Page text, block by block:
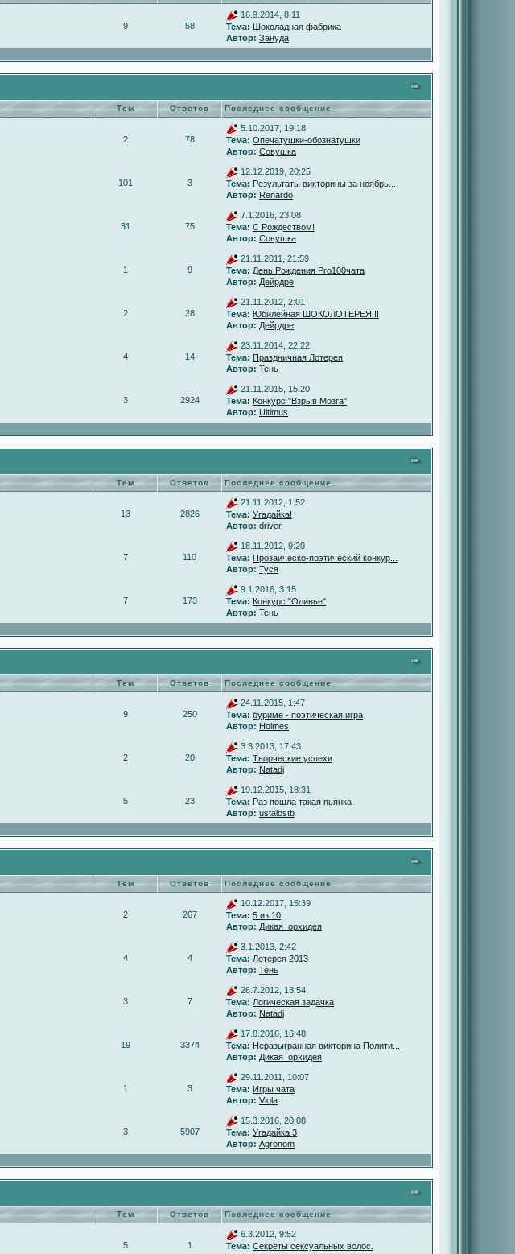
9 58
16.9.2014, 8:11
Тема: Шоколадная фабрика
Автор: Зануда
Тем Ответов Последнее сообщение
2 78
5.10.2017, 19:18
Тема: Опечатушки-обознатушки
Автор: Совушка
101 3
12.12.2019, 20:25
Тема: Результаты викторины за ноябрь...
Автор: Renardo
31 75
7.1.2016, 23:08
Тема: С Рождеством!
Автор: Совушка
1 9
21.11.2011, 21:59
Тема: День Рождения Pro100чата
Автор: Дейрдре
2 28
21.11.2012, 2:01
Тема: Юбилейная ШОКОЛОТЕРЕЯ!!!
Автор: Дейрдре
4 14
23.11.2014, 22:22
Тема: Праздничная Лотерея
Автор: Тень
3
2924
21.11.2015, 15:20
Тема: Конкурс "Взрыв Мозга"
Автор: Ultimus
Тем Ответов Последнее сообщение
13 2826
21.11.2012, 1:52
Тема: Угадайка!
Автор: driver
7 110
18.11.2012, 9:20
Тема: Прозаическо-поэтический конкур...
Автор: Туся
7
173
9.1.2016, 3:15
Тема: Конкурс "Оливье"
Автор: Тень
Тем Ответов Последнее сообщение
9 250
24.11.2015, 1:47
Тема: буриме - поэтическая игра
Автор: Holmes
2 20
3.3.2013, 17:43
Тема: Творческие успехи
Автор: Natadj
5 23
19.12.2015, 18:31
Тема: Раз пошла такая пьянка
Автор: ustalostb
Тем Ответов Последнее сообщение
2 267
10.12.2017, 15:39
Тема: 5 из 10
Автор: Дикая_орхидея
4 4
3.1.2013, 2:42
Тема: Лотерея 2013
Автор: Тень
3 7
26.7.2012, 13:54
Тема: Логическая задачка
Автор: Natadj
19 3374
17.8.2016, 16:48
Тема: Неразыгранная викторина Полити...
Автор: Дикая_орхидея
1 3
29.11.2011, 10:07
Тема: Игры чата
Автор: Viola
3 5907
15.3.2016, 20:08
Тема: Угадайка 3
Автор: Agronom
Тем Ответов Последнее сообщение
5 1
6.3.2012, 9:52
Тема: Секреты сексуальных волос.